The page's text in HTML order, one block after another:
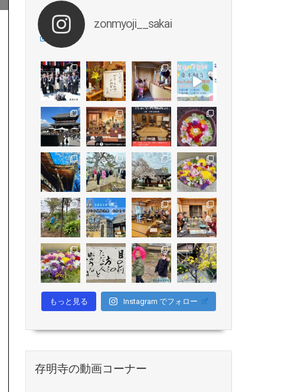
zonmyoji__sakai
もっと見る Instagram でフォロー
存明寺の動画コーナー